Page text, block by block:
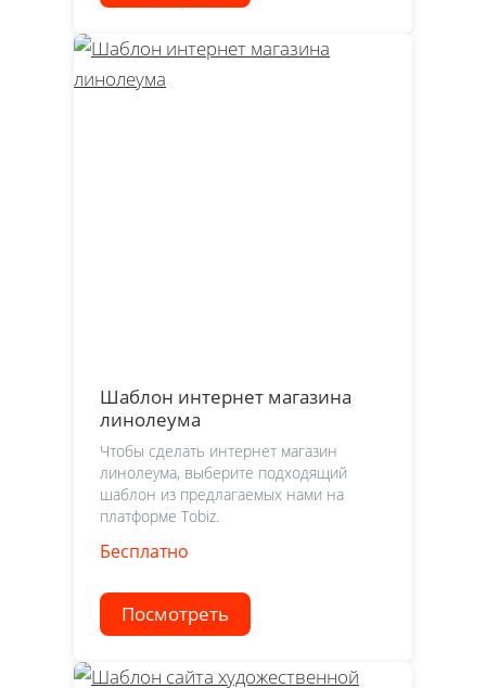
Шаблон интернет магазина
линолеума
Чтобы сделать интернет магазин
линолеума, выберите подходящий
шаблон из предлагаемых нами на
платформе Tobiz.
Бесплатно
Посмотреть